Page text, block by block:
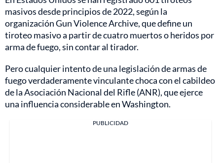
masivos desde principios de 2022, según la
organización Gun Violence Archive, que define un
tiroteo masivo a partir de cuatro muertos o heridos por
arma de fuego, sin contar al tirador.
Pero cualquier intento de una legislación de armas de
fuego verdaderamente vinculante choca con el cabildeo
de la Asociación Nacional del Rifle (ANR), que ejerce
una influencia considerable en Washington.
PUBLICIDAD